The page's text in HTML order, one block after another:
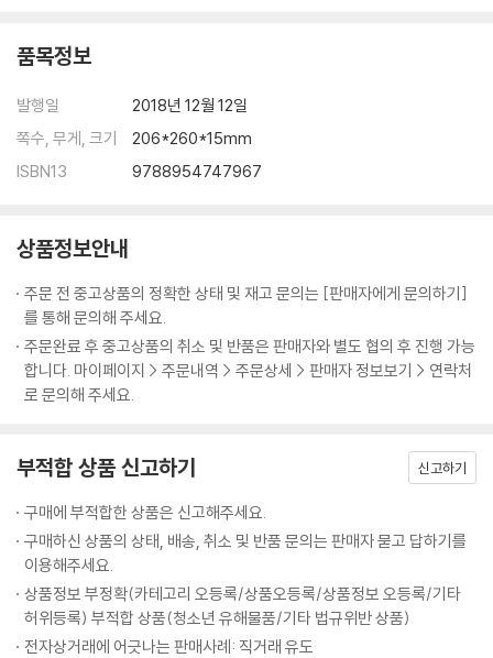
6. 국문 소설
7. 판소리
8. 고전 수필
실전 문제 01
실전 문제 02
품목정보
발행일
2018년 12월 12일
쪽수, 무게, 크기
206*260*15mm
ISBN13
9788954747967
상품정보안내
주문 전 중고상품의 정확한 상태 및 재고 문의는 [판매자에게 문의하기]
를 통해 문의해 주세요.
주문완료 후 중고상품의 취소 및 반품은 판매자와 별도 협의 후 진행 가능
합니다. 마이페이지 > 주문내역 > 주문상세 > 판매자 정보보기 > 연락처
로 문의해 주세요.
부적합 상품 신고하기 신고하기
구매에 부적합한 상품은 신고해주세요.
구매하신 상품의 상태, 배송, 취소 및 반품 문의는 판매자 묻고 답하기를
이용해주세요.
상품정보 부정확(카테고리 오등록/상품오등록/상품정보 오등록/기타
허위등록) 부적합 상품(청소년 유해물품/기타 법규위반 상품)
전자상거래에 어긋나는 판매사례: 직거래 유도